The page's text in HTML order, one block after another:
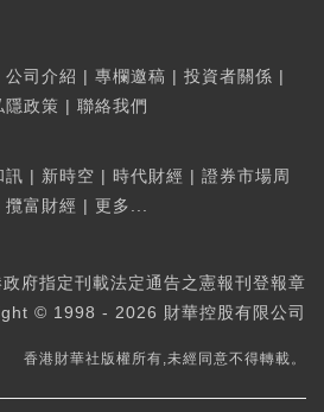
公司介紹 | 專欄邀稿 | 投資者關係 |
隱政策 | 聯絡我們
訊 | 新時空 | 時代財經 | 證券市場周
攬富財經 | 更多...
府指定刊載法定通告之憲報刊登報章
© 1998 - 2026 財華控股有限公司
香港財華社版權所有,未經同意不得轉載。